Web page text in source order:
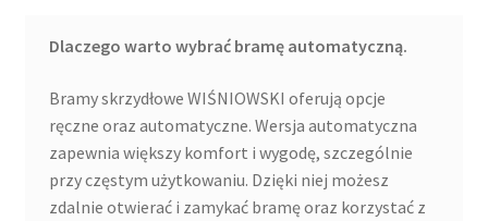
Dlaczego warto wybrać bramę automatyczną.
Bramy skrzydłowe WIŚNIOWSKI oferują opcje
ręczne oraz automatyczne. Wersja automatyczna
zapewnia większy komfort i wygodę, szczególnie
przy częstym użytkowaniu. Dzięki niej możesz
zdalnie otwierać i zamykać bramę oraz korzystać z